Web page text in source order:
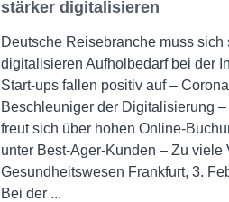
stärker digitalisieren
Deutsche Reisebranche muss sich
digitalisieren Aufholbedarf bei der
Start-ups fallen positiv auf –
Beschleuniger der Digitalisierung –
freut sich über hohen Online-
unter Best-Ager-Kunden – Zu viele
Gesundheitswesen Frankfurt, 3.
Bei der ...